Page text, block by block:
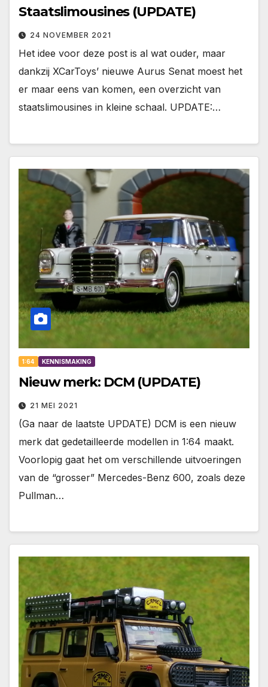
Staatslimousines (UPDATE)
24 NOVEMBER 2021
Het idee voor deze post is al wat ouder, maar
dankzij XCarToys’ nieuwe Aurus Senat moest het
er maar eens van komen, een overzicht van
staatslimousines in kleine schaal. UPDATE:…
1:64 KENNISMAKING
Nieuw merk: DCM (UPDATE)
21 MEI 2021
(Ga naar de laatste UPDATE) DCM is een nieuw
merk dat gedetailleerde modellen in 1:64 maakt.
Voorlopig gaat het om verschillende uitvoeringen
van de “grosser” Mercedes-Benz 600, zoals deze
Pullman…